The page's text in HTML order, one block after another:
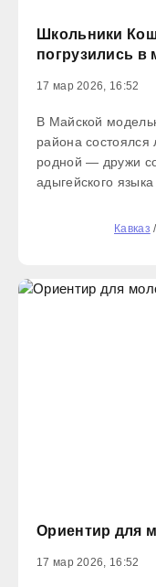
Школьники
погрузились в
17 мар 2026, 16:52
В Майской
района состоялся
родной — дружи
адыгейского
своим учителем
Кавказ /
Ориентир для
17 мар 2026, 16:52